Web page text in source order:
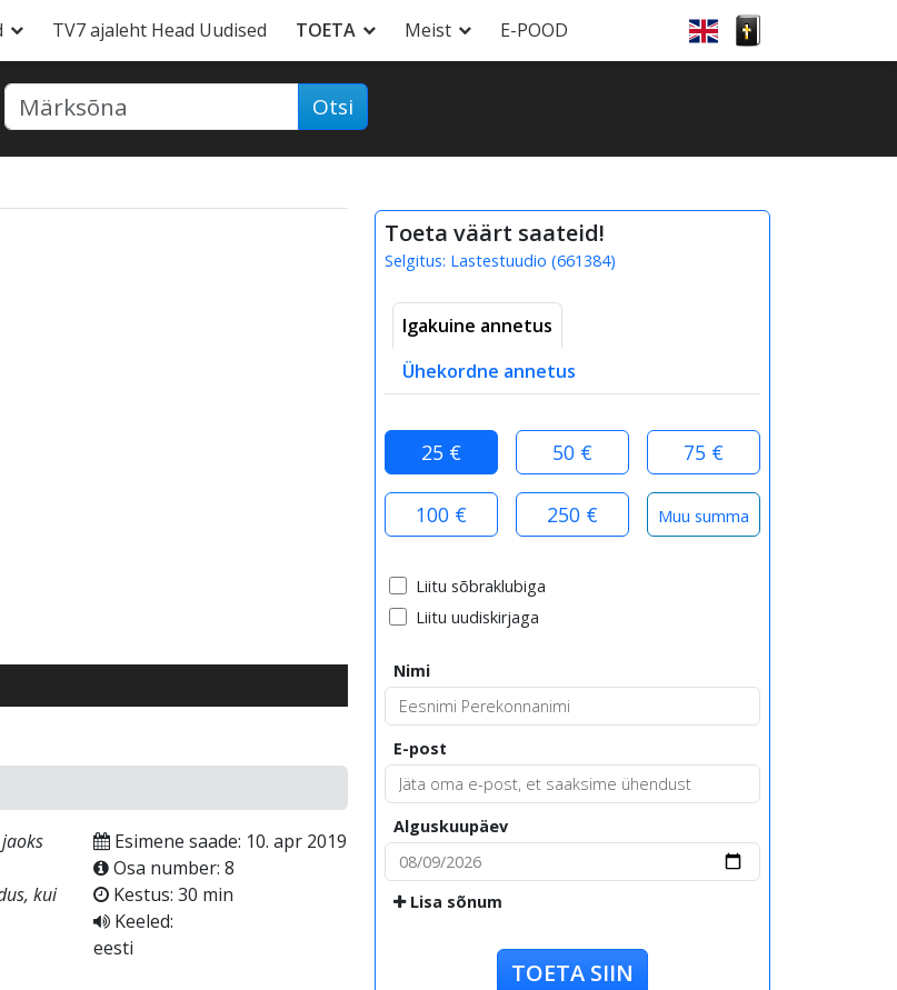
TV7 ajaleht Head Uudised TOETA Meist E-POOD
Otsi
kui
Esimene saade: 10. apr 2019
Osa number: 8
Kestus: 30 min
Keeled:
eesti
Toeta väärt saateid!
Selgitus: Lastestuudio (661384)
Igakuine annetus
Ühekordne annetus
25 € 50 € 75 €
100 € 250 €
Liitu sõbraklubiga
Liitu uudiskirjaga
Nimi
E-post
Alguskuupäev
Lisa sõnum
TOETA SIIN